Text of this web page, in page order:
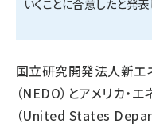
いくことに合意したと発表
国立研究開発法人新エ
（NEDO）とアメリカ
（United States